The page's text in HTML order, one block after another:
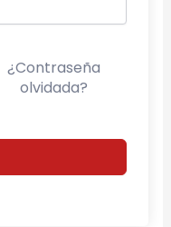
¿Contraseña
olvidada?